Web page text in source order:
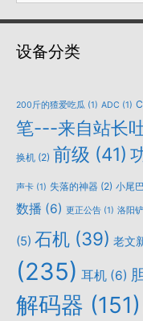
设备分类
200斤的猹爱吃瓜 (1) ADC (1)
笔---来自站长
换机 (2) 前级 (41)
声卡 (1) 失落的神器 (2) 小尾巴
数播 (6) 更正公告 (1) 洛阳铲
(5) 石机 (39) 老文
(235) 耳机 (6)
解码器 (151)